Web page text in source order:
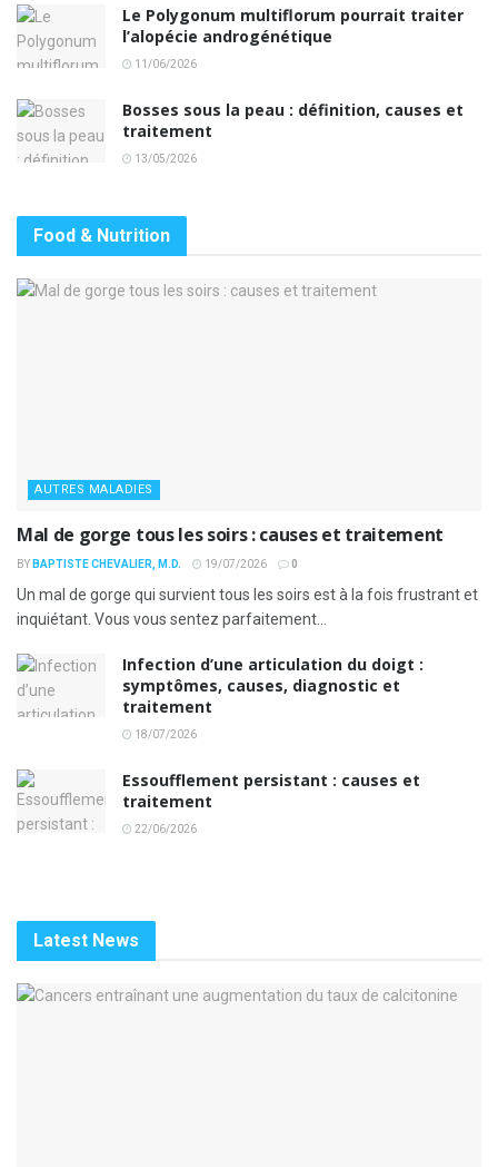
Le Polygonum multiflorum pourrait traiter
l’alopécie androgénétique
11/06/2026
Bosses sous la peau : définition, causes et
traitement
13/05/2026
Food & Nutrition
AUTRES MALADIES
Mal de gorge tous les soirs : causes et traitement
BY BAPTISTE CHEVALIER, M.D. 19/07/2026 0
Un mal de gorge qui survient tous les soirs est à la fois frustrant et
inquiétant. Vous vous sentez parfaitement...
Infection d’une articulation du doigt :
symptômes, causes, diagnostic et
traitement
18/07/2026
Essoufflement persistant : causes et
traitement
22/06/2026
Latest News